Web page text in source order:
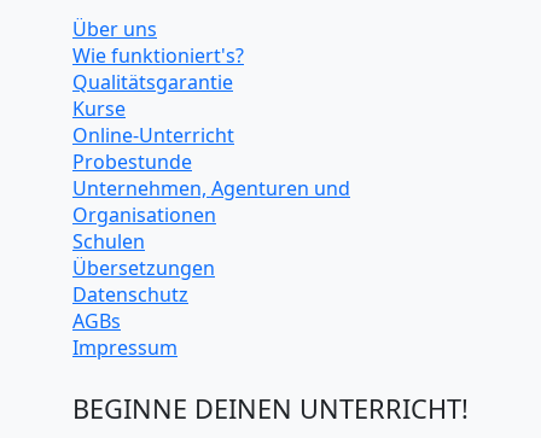
Über uns
Wie funktioniert's?
Qualitätsgarantie
Kurse
Online-Unterricht
Probestunde
Unternehmen, Agenturen und
Organisationen
Schulen
Übersetzungen
Datenschutz
AGBs
Impressum
BEGINNE DEINEN UNTERRICHT!